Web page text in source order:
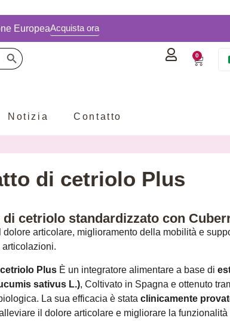
EuropeaAcquista ora
Botón de búsqueda
0
Notizia Contatto
di cetriolo Plus
di cetriolo standardizzato con
dolore articolare, miglioramento della mobilità e
Plus È un integratore alimentare a base di
sativus L.), Coltivato in Spagna e ottenuto
La sua efficacia è stata clinicamente
il dolore articolare e migliorare la